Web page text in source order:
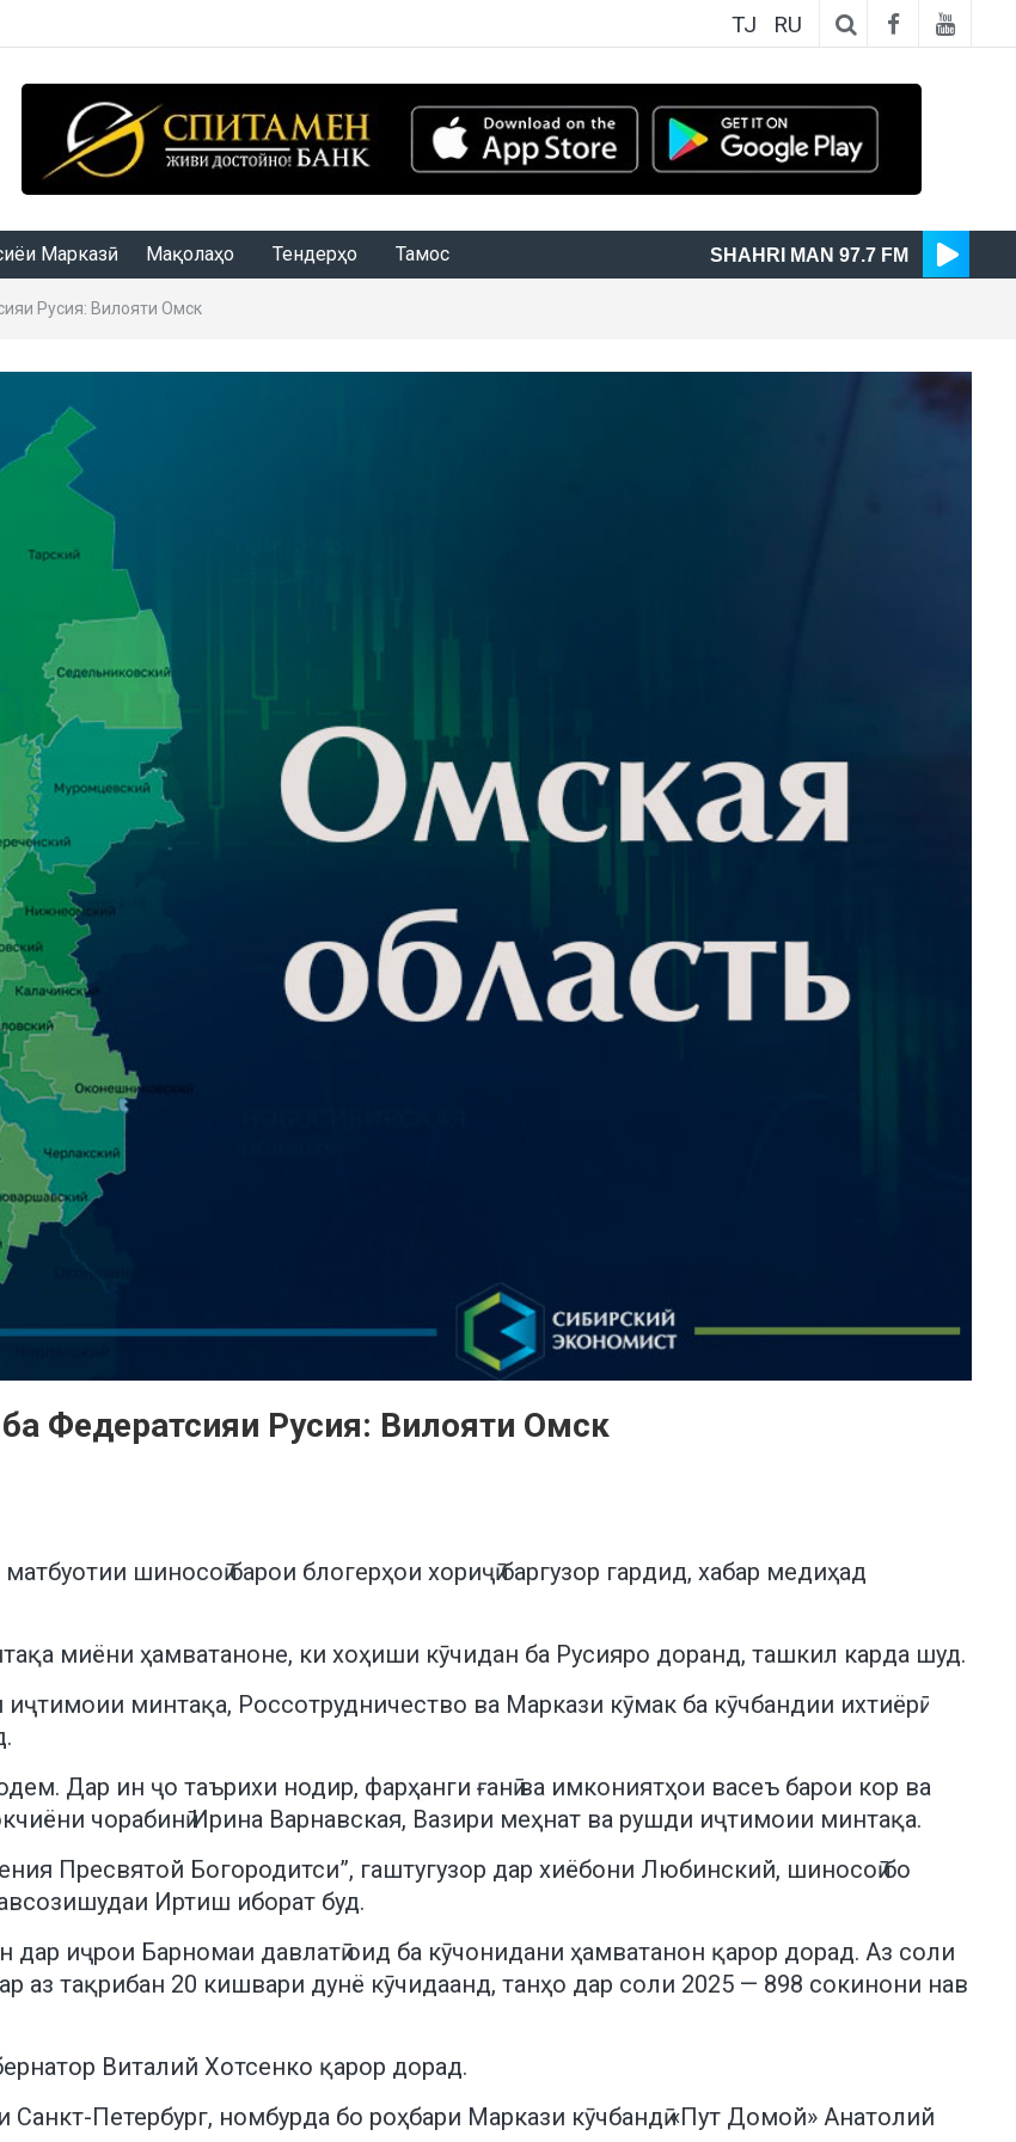
TJ RU
Марказӣ Мақолаҳо Тендерҳо Тамос SHAHRI MAN 97.7 FM
Русия: Вилояти Омск
Федератсияи Русия: Вилояти Омск
шиносоӣ барои блогерҳои хориҷӣ баргузор гардид, хабар медиҳад
миёни ҳамватаноне, ки хоҳиши кӯчидан ба Русияро доранд, ташкил карда шуд.
минтақа, Россотрудничество ва Маркази кӯмак ба кӯчбандии ихтиёрӣ
Дар ин ҷо таърихи нодир, фарҳанги ғанӣ ва имкониятҳои васеъ барои кор ва
чорабинӣ Ирина Варнавская, Вазири меҳнат ва рушди иҷтимоии минтақа.
Пресвятой Богородитси”, гаштугузор дар хиёбони Любинский, шиносоӣ бо
Иртиш иборат буд.
иҷрои Барномаи давлатӣ оид ба кӯчонидани ҳамватанон қарор дорад. Аз соли
аз тақрибан 20 кишвари дунё кӯчидаанд, танҳо дар соли 2025 — 898 сокинони нав
Виталий Хотсенко қарор дорад.
Петербург, номбурда бо роҳбари Маркази кӯчбандӣ «Пут Домой» Анатолий